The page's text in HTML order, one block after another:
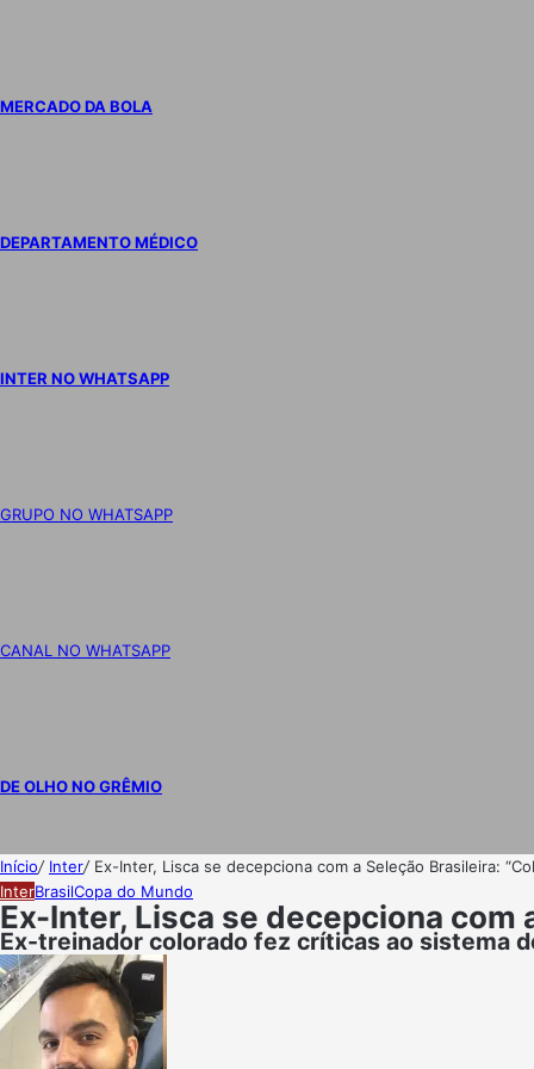
MERCADO DA BOLA
DEPARTAMENTO MÉDICO
INTER NO WHATSAPP
GRUPO NO WHATSAPP
CANAL NO WHATSAPP
DE OLHO NO GRÊMIO
Início/ Inter/ Ex-Inter, Lisca se decepciona com a Seleção Brasileira:
InterBrasilCopa do Mundo
Ex-Inter, Lisca se decepciona com
Ex-treinador colorado fez críticas ao sistema